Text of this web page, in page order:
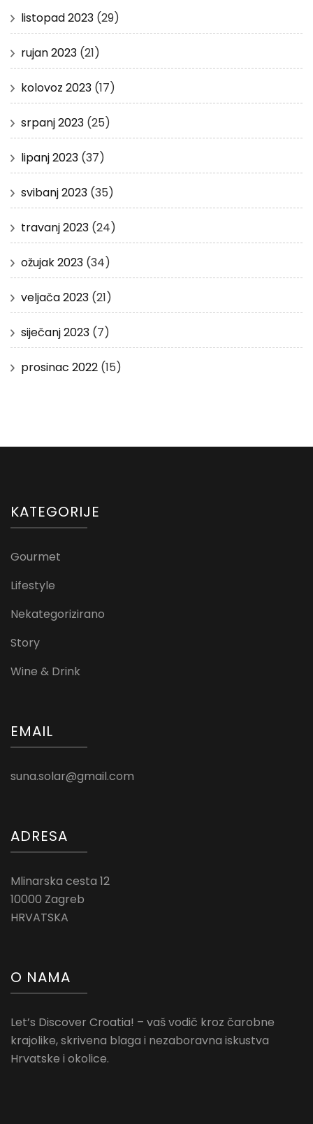
listopad 2023 (29)
rujan 2023 (21)
kolovoz 2023 (17)
srpanj 2023 (25)
lipanj 2023 (37)
svibanj 2023 (35)
travanj 2023 (24)
ožujak 2023 (34)
veljača 2023 (21)
siječanj 2023 (7)
prosinac 2022 (15)
KATEGORIJE
Gourmet
Lifestyle
Nekategorizirano
Story
Wine & Drink
EMAIL
suna.solar@gmail.com
ADRESA
Mlinarska cesta 12
10000 Zagreb
HRVATSKA
O NAMA
Let’s Discover Croatia! – vaš vodič kroz čarobne
krajolike, skrivena blaga i nezaboravna iskustva
Hrvatske i okolice.